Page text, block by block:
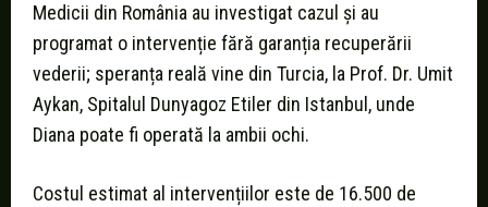
Medicii din România au investigat cazul și au
programat o intervenție fără garanția recuperării
vederii; speranța reală vine din Turcia, la Prof. Dr. Umit
Aykan, Spitalul Dunyagoz Etiler din Istanbul, unde
Diana poate fi operată la ambii ochi.
Costul estimat al intervențiilor este de 16.500 de